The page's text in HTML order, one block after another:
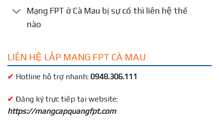
Mạng FPT ở Cà Mau bị sự cố thì liên hệ thế
nào
LIÊN HỆ LẮP MẠNG FPT CÀ MAU
✔ Hotline hỗ trợ nhanh: 0948.306.111
✔ Đăng ký trực tiếp tại website:
https://mangcapquangfpt.com